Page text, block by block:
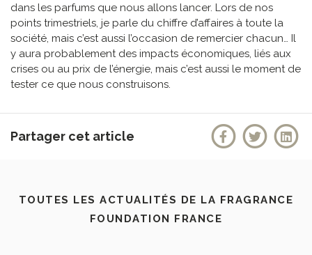
dans les parfums que nous allons lancer. Lors de nos
points trimestriels, je parle du chiffre d’affaires à toute la
société, mais c’est aussi l’occasion de remercier chacun… Il
y aura probablement des impacts économiques, liés aux
crises ou au prix de l’énergie, mais c’est aussi le moment de
tester ce que nous construisons.
Partager cet article
TOUTES LES ACTUALITÉS DE LA FRAGRANCE
FOUNDATION FRANCE